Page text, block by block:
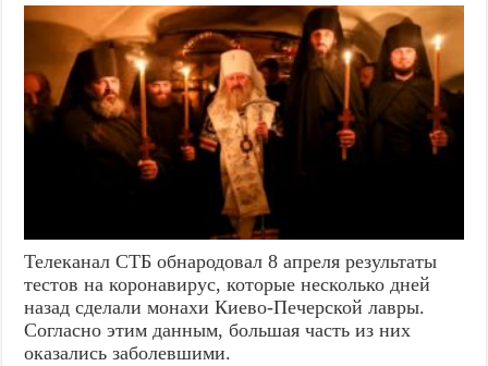
Телеканал СТБ обнародовал 8 апреля результаты
тестов на коронавирус, которые несколько дней
назад сделали монахи Киево-Печерской лавры.
Согласно этим данным, большая часть из них
оказались заболевшими.